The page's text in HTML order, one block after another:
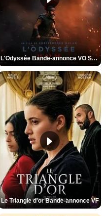
L'Odyssée Bande-annonce VO STFR
Le Triangle d'or Bande-annonce VF